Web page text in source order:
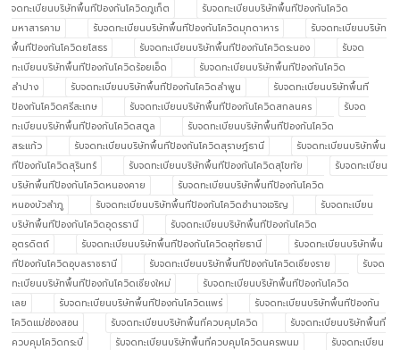
จดทะเบียนบริษัทพื้นทีป้องกันโควิดภูเก็ต
รับจดทะเบียนบริษัทพื้นทีป้องกันโควิด
มหาสารคาม
รับจดทะเบียนบริษัทพื้นทีป้องกันโควิดมุกดาหาร
รับจดทะเบียนบริษัท
พื้นทีป้องกันโควิดยโสธร
รับจดทะเบียนบริษัทพื้นทีป้องกันโควิดระนอง
รับจด
ทะเบียนบริษัทพื้นทีป้องกันโควิดร้อยเอ็ด
รับจดทะเบียนบริษัทพื้นทีป้องกันโควิด
ลำปาง
รับจดทะเบียนบริษัทพื้นทีป้องกันโควิดลำพูน
รับจดทะเบียนบริษัทพื้นที
ป้องกันโควิดศรีสะเกษ
รับจดทะเบียนบริษัทพื้นทีป้องกันโควิดสกลนคร
รับจด
ทะเบียนบริษัทพื้นทีป้องกันโควิดสตูล
รับจดทะเบียนบริษัทพื้นทีป้องกันโควิด
สระแก้ว
รับจดทะเบียนบริษัทพื้นทีป้องกันโควิดสุราษฎ์ธานี
รับจดทะเบียนบริษัทพื้น
ทีป้องกันโควิดสุรินทร์
รับจดทะเบียนบริษัทพื้นทีป้องกันโควิดสุโขทัย
รับจดทะเบียน
บริษัทพื้นทีป้องกันโควิดหนองคาย
รับจดทะเบียนบริษัทพื้นทีป้องกันโควิด
หนองบัวลำภู
รับจดทะเบียนบริษัทพื้นทีป้องกันโควิดอำนาจเจริญ
รับจดทะเบียน
บริษัทพื้นทีป้องกันโควิดอุดรธานี
รับจดทะเบียนบริษัทพื้นทีป้องกันโควิด
อุตรดิตถ์
รับจดทะเบียนบริษัทพื้นทีป้องกันโควิดอุทัยธานี
รับจดทะเบียนบริษัทพื้น
ทีป้องกันโควิดอุบลราชธานี
รับจดทะเบียนบริษัทพื้นทีป้องกันโควิดเชียงราย
รับจด
ทะเบียนบริษัทพื้นทีป้องกันโควิดเชียงใหม่
รับจดทะเบียนบริษัทพื้นทีป้องกันโควิด
เลย
รับจดทะเบียนบริษัทพื้นทีป้องกันโควิดแพร่
รับจดทะเบียนบริษัทพื้นทีป้องกัน
โควิดแม่ฮ่องสอน
รับจดทะเบียนบริษัทพื้นที่ควบคุมโควิด
รับจดทะเบียนบริษัทพื้นที่
ควบคุมโควิดกระบี่
รับจดทะเบียนบริษัทพื้นที่ควบคุมโควิดนครพนม
รับจดทะเบียน